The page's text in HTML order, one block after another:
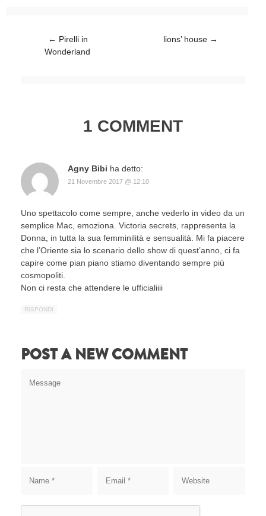
Post navigation
← Pirelli in
Wonderland
lions’ house →
1 COMMENT
Agny Bibi ha detto:
21 Novembre 2017 @ 12:10
Uno spettacolo come sempre, anche vederlo in video da un
semplice Mac, emoziona. Victoria secrets, rappresenta la
Donna, in tutta la sua femminilità e sensualità. Mi fa piacere
che l’Oriente sia lo scenario dello show di quest’anno, ci fa
capire come pian piano stiamo diventando sempre più
cosmopoliti.
Non ci resta che attendere le ufficialiiii
RISPONDI
POST A NEW COMMENT